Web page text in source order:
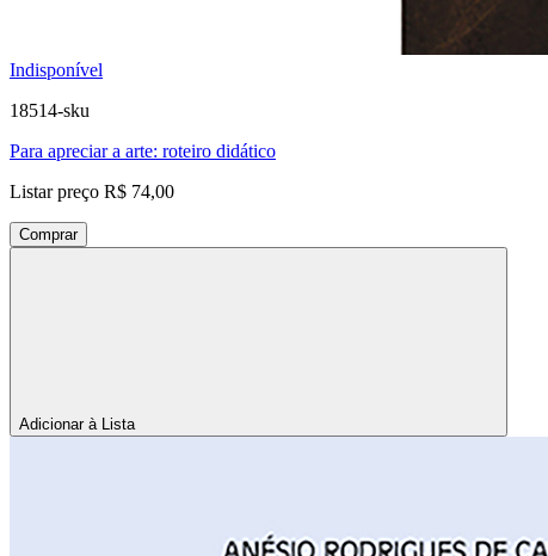
Indisponível
18514-sku
Para apreciar a arte: roteiro didático
Listar preço R$ 74,00
Comprar
Adicionar à Lista